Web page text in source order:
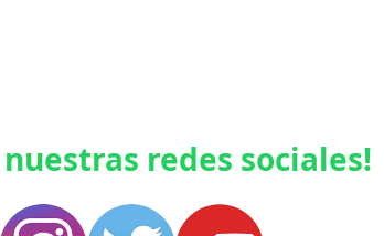
nuestras redes sociales!